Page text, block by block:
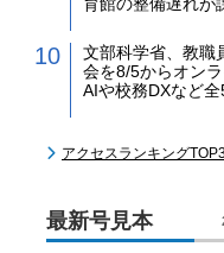
文部科学省、教職
会を8/5からオン
AIや校務DXなど
アクセスランキング
最新号見本